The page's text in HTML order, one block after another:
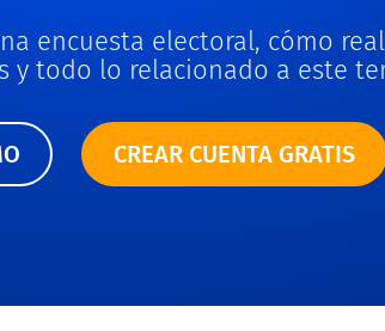
encuesta electoral, cómo
y todo lo relacionado a este
CREAR CUENTA GRATIS